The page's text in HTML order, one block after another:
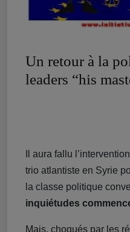
Un retour à la
leaders “his
Il aura fallu
trio atlantiste en Syrie
la classe politique
inquiétudes
Mais, choqués par les